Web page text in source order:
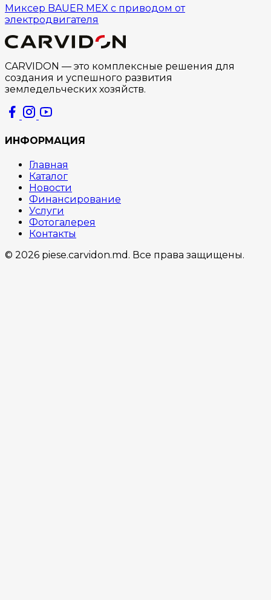
Миксер BAUER MEX с приводом от
электродвигателя
CARVIDON — это комплексные решения для
создания и успешного развития
земледельческих хозяйств.
ИНФОРМАЦИЯ
Главная
Каталог
Новости
Финансирование
Услуги
Фотогалерея
Контакты
© 2026 piese.carvidon.md. Все права защищены.